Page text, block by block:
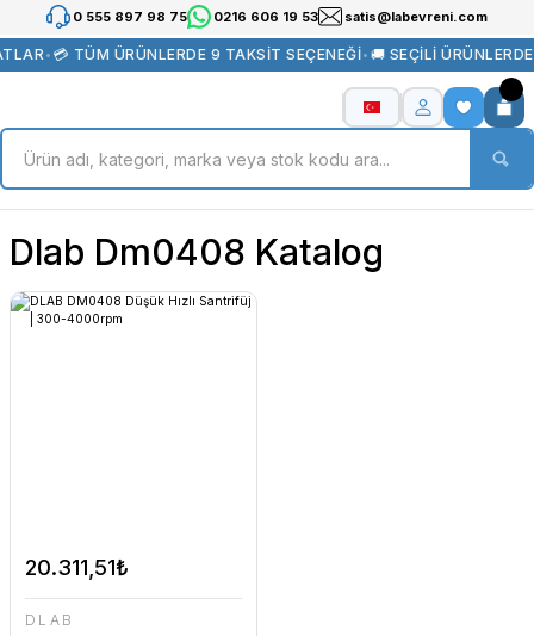
0 555 897 98 75 0216 606 19 53 satis@labevreni.com
•💳 TÜM ÜRÜNLERDE 9 TAKSİT SEÇENEĞİ•🚚 SEÇİLİ
Dlab Dm0408 Katalog
20.311,51₺
DLAB